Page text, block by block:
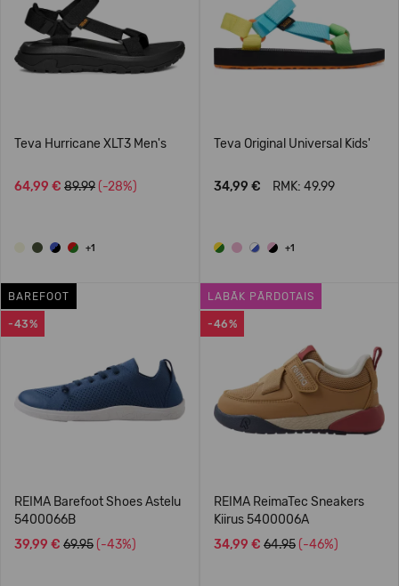
Teva Hurricane XLT3 Men's
64,99 € 89.99 (-28%)
+1
Teva Original Universal Kids'
34,99 € RMK: 49.99
+1
-43%
BAREFOOT
REIMA Barefoot Shoes Astelu
5400066B
39,99 € 69.95 (-43%)
-46%
LABĀK PĀRDOTAIS
REIMA ReimaTec Sneakers
Kiirus 5400006A
34,99 € 64.95 (-46%)